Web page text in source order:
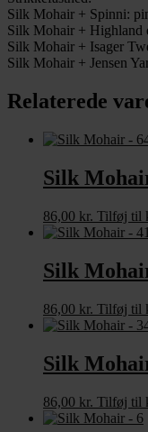
Silk Mohair + Spinni:
Silk Mohair + Highland
Silk Mohair + Isager
Silk Mohair + Jensen
Relaterede
Silk
86,00 kr. Tilføj til
Silk
86,00 kr. Tilføj til
Silk
86,00 kr. Tilføj til